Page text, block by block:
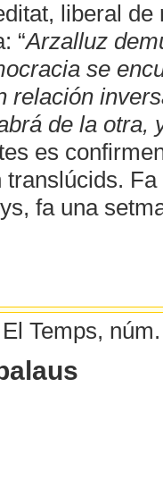
liberal
“Arzalluz
se
relación
de la otra,
es
translúcids.
fa una
El Temps,